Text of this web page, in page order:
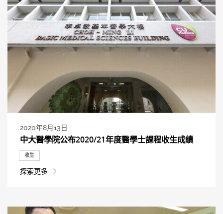
2020年8月13日
中大醫學院公布2020/21年度醫學士課程收生成績
收生
探索更多